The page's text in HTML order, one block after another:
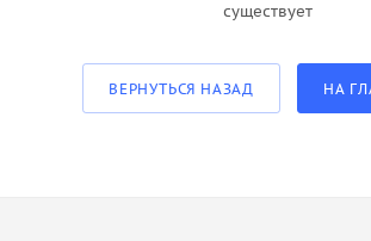
существует
ВЕРНУТЬСЯ НАЗАД НА